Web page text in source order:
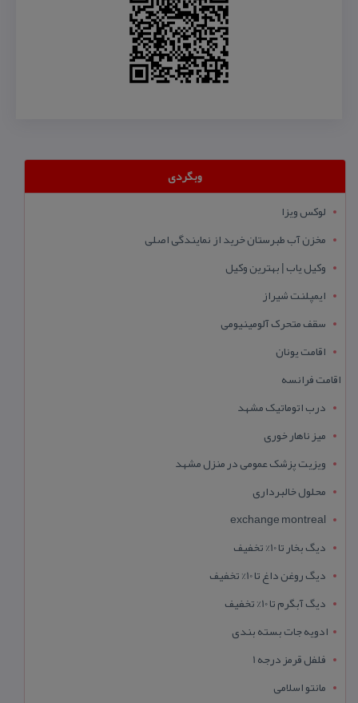
وبگردی
لوکس ویزا
مخزن آب طبرستان خرید از نمایندگی اصلی
وکیل یاب | بهترین وکیل
ایمپلنت شیراز
سقف متحرک آلومینیومی
اقامت یونان
اقامت فرانسه
درب اتوماتیک مشهد
میز ناهار خوری
ویزیت پزشک عمومی در منزل مشهد
محلول خالبرداری
exchange montreal
دیگ بخار تا 10% تخفیف
دیگ روغن داغ تا 10% تخفیف
دیگ آبگرم تا 10% تخفیف
ادویه جات بسته بندی
فلفل قرمز درجه 1
مانتو اسلامی